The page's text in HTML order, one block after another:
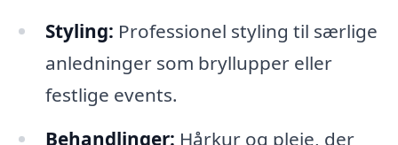
Styling: Professionel styling til særlige
anledninger som bryllupper eller
festlige events.
Behandlinger: Hårkur og pleje, der